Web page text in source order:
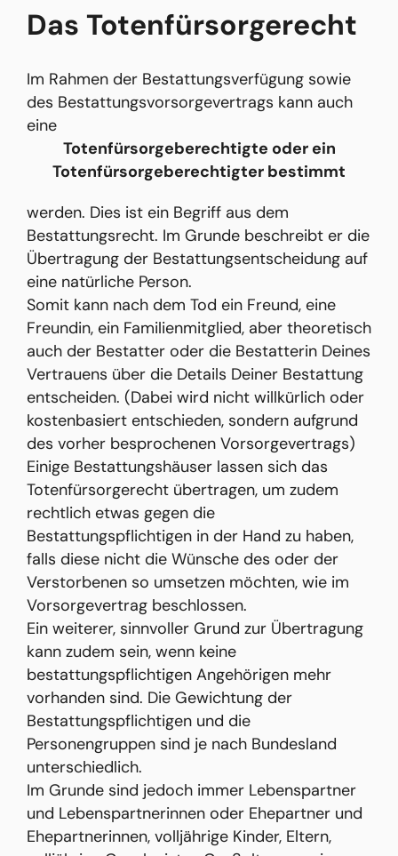
Das Totenfürsorgerecht
Im Rahmen der Bestattungsverfügung sowie
des Bestattungsvorsorgevertrags kann auch
eine
Totenfürsorgeberechtigte oder ein
Totenfürsorgeberechtigter bestimmt
werden. Dies ist ein Begriff aus dem
Bestattungsrecht. Im Grunde beschreibt er die
Übertragung der Bestattungsentscheidung auf
eine natürliche Person.
Somit kann nach dem Tod ein Freund, eine
Freundin, ein Familienmitglied, aber theoretisch
auch der Bestatter oder die Bestatterin Deines
Vertrauens über die Details Deiner Bestattung
entscheiden. (Dabei wird nicht willkürlich oder
kostenbasiert entschieden, sondern aufgrund
des vorher besprochenen Vorsorgevertrags)
Einige Bestattungshäuser lassen sich das
Totenfürsorgerecht übertragen, um zudem
rechtlich etwas gegen die
Bestattungspflichtigen in der Hand zu haben,
falls diese nicht die Wünsche des oder der
Verstorbenen so umsetzen möchten, wie im
Vorsorgevertrag beschlossen.
Ein weiterer, sinnvoller Grund zur Übertragung
kann zudem sein, wenn keine
bestattungspflichtigen Angehörigen mehr
vorhanden sind. Die Gewichtung der
Bestattungspflichtigen und die
Personengruppen sind je nach Bundesland
unterschiedlich.
Im Grunde sind jedoch immer Lebenspartner
und Lebenspartnerinnen oder Ehepartner und
Ehepartnerinnen, volljährige Kinder, Eltern,